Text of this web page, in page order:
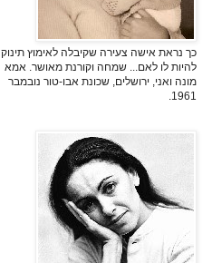
כך נראת אישה צעירה שקיבלה לאימוץ תינוק
להיות לו לאם... שמחה וקורנת מאושר. אמא
מונה ואני, ירושלים, שכונת אבו-טור נובמבר
1961.